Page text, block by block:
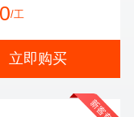
/工
立即购买